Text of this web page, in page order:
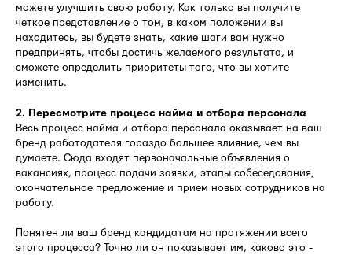
можете улучшить свою работу. Как только вы получите
четкое представление о том, в каком положении вы
находитесь, вы будете знать, какие шаги вам нужно
предпринять, чтобы достичь желаемого результата, и
сможете определить приоритеты того, что вы хотите
изменить.
2. Пересмотрите процесс найма и отбора персонала
Весь процесс найма и отбора персонала оказывает на ваш
бренд работодателя гораздо большее влияние, чем вы
думаете. Сюда входят первоначальные объявления о
вакансиях, процесс подачи заявки, этапы собеседования,
окончательное предложение и прием новых сотрудников на
работу.
Понятен ли ваш бренд кандидатам на протяжении всего
этого процесса? Точно ли он показывает им, каково это -